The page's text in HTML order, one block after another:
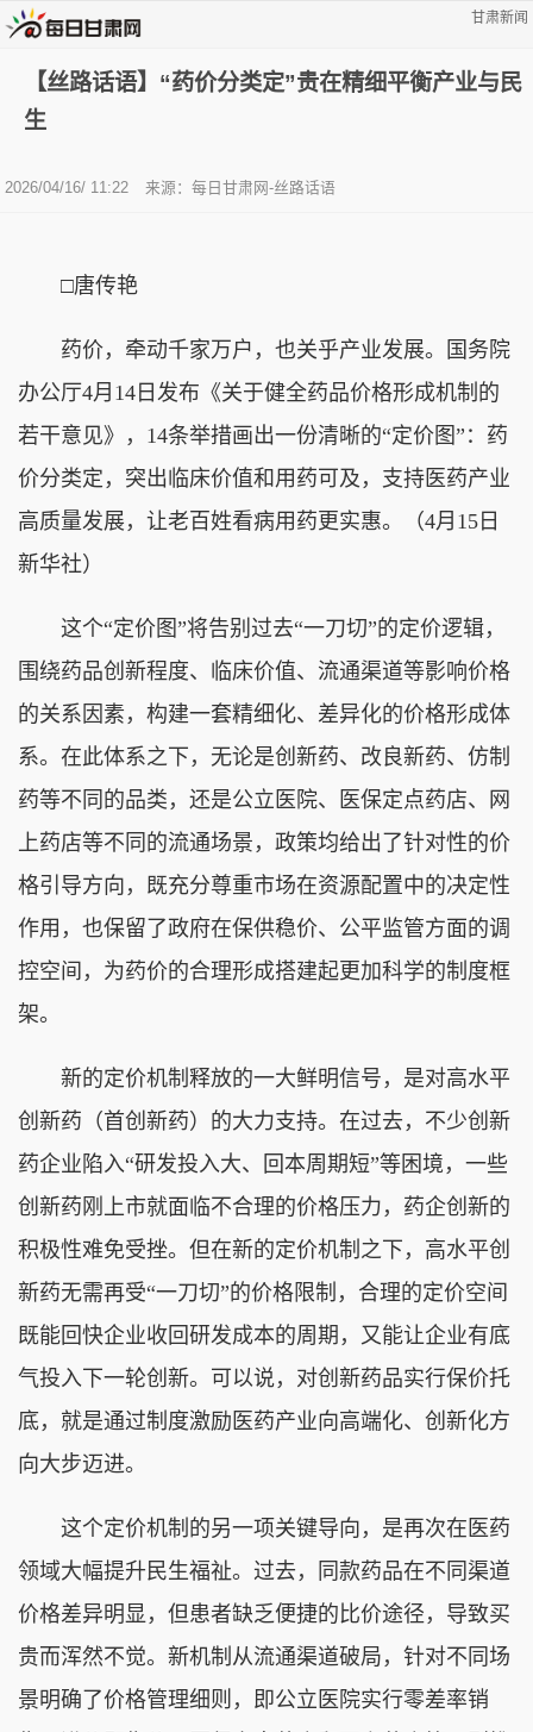
甘肃新闻
【丝路话语】“药价分类定”贵在精细平衡产业与民
生
2026/04/16/ 11:22 来源： 每日甘肃网-丝路话语
□唐传艳
药价，牵动千家万户，也关乎产业发展。国务院
办公厅4月14日发布《关于健全药品价格形成机制的
若干意见》，14条举措画出一份清晰的“定价图”：药
价分类定，突出临床价值和用药可及，支持医药产业
高质量发展，让老百姓看病用药更实惠。（4月15日
新华社）
这个“定价图”将告别过去“一刀切”的定价逻辑，
围绕药品创新程度、临床价值、流通渠道等影响价格
的关系因素，构建一套精细化、差异化的价格形成体
系。在此体系之下，无论是创新药、改良新药、仿制
药等不同的品类，还是公立医院、医保定点药店、网
上药店等不同的流通场景，政策均给出了针对性的价
格引导方向，既充分尊重市场在资源配置中的决定性
作用，也保留了政府在保供稳价、公平监管方面的调
控空间，为药价的合理形成搭建起更加科学的制度框
架。
新的定价机制释放的一大鲜明信号，是对高水平
创新药（首创新药）的大力支持。在过去，不少创新
药企业陷入“研发投入大、回本周期短”等困境，一些
创新药刚上市就面临不合理的价格压力，药企创新的
积极性难免受挫。但在新的定价机制之下，高水平创
新药无需再受“一刀切”的价格限制，合理的定价空间
既能回快企业收回研发成本的周期，又能让企业有底
气投入下一轮创新。可以说，对创新药品实行保价托
底，就是通过制度激励医药产业向高端化、创新化方
向大步迈进。
这个定价机制的另一项关键导向，是再次在医药
领域大幅提升民生福祉。过去，同款药品在不同渠道
价格差异明显，但患者缺乏便捷的比价途径，导致买
贵而浑然不觉。新机制从流通渠道破局，针对不同场
景明确了价格管理细则，即公立医院实行零差率销